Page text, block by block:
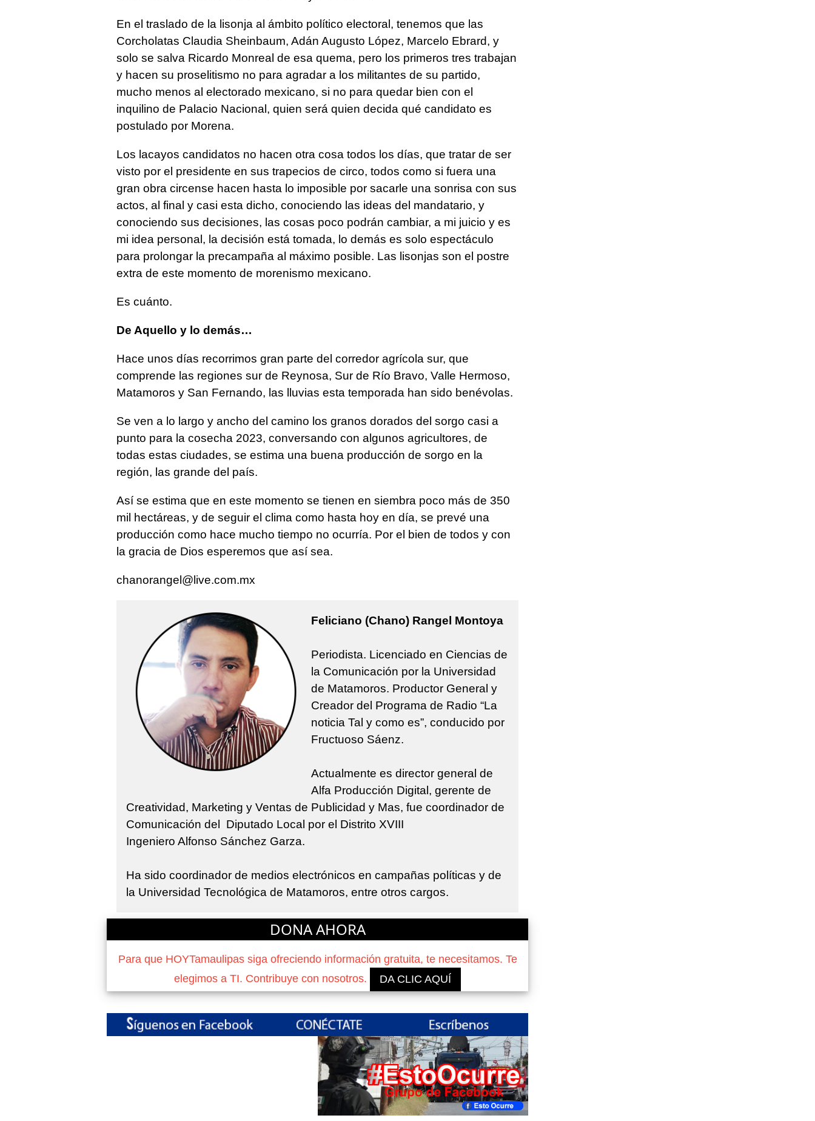
En el traslado de la lisonja al ámbito político electoral, tenemos que las
Corcholatas Claudia Sheinbaum, Adán Augusto López, Marcelo Ebrard, y
solo se salva Ricardo Monreal de esa quema, pero los primeros tres trabajan
y hacen su proselitismo no para agradar a los militantes de su partido,
mucho menos al electorado mexicano, si no para quedar bien con el
inquilino de Palacio Nacional, quien será quien decida qué candidato es
postulado por Morena.
Los lacayos candidatos no hacen otra cosa todos los días, que tratar de ser
visto por el presidente en sus trapecios de circo, todos como si fuera una
gran obra circense hacen hasta lo imposible por sacarle una sonrisa con sus
actos, al final y casi esta dicho, conociendo las ideas del mandatario, y
conociendo sus decisiones, las cosas poco podrán cambiar, a mi juicio y es
mi idea personal, la decisión está tomada, lo demás es solo espectáculo
para prolongar la precampaña al máximo posible. Las lisonjas son el postre
extra de este momento de morenismo mexicano.
Es cuánto.
De Aquello y lo demás…
Hace unos días recorrimos gran parte del corredor agrícola sur, que
comprende las regiones sur de Reynosa, Sur de Río Bravo, Valle Hermoso,
Matamoros y San Fernando, las lluvias esta temporada han sido benévolas.
Se ven a lo largo y ancho del camino los granos dorados del sorgo casi a
punto para la cosecha 2023, conversando con algunos agricultores, de
todas estas ciudades, se estima una buena producción de sorgo en la
región, las grande del país.
Así se estima que en este momento se tienen en siembra poco más de 350
mil hectáreas, y de seguir el clima como hasta hoy en día, se prevé una
producción como hace mucho tiempo no ocurría. Por el bien de todos y con
la gracia de Dios esperemos que así sea.
chanorangel@live.com.mx
Feliciano (Chano) Rangel Montoya
Periodista. Licenciado en Ciencias de
la Comunicación por la Universidad
de Matamoros. Productor General y
Creador del Programa de Radio “La
noticia Tal y como es”, conducido por
Fructuoso Sáenz.
Actualmente es director general de
Alfa Producción Digital, gerente de
Creatividad, Marketing y Ventas de Publicidad y Mas, fue coordinador de
Comunicación del Diputado Local por el Distrito XVIII
Ingeniero Alfonso Sánchez Garza.
Ha sido coordinador de medios electrónicos en campañas políticas y de
la Universidad Tecnológica de Matamoros, entre otros cargos.
DONA AHORA
Para que HOYTamaulipas siga ofreciendo información gratuita, te necesitamos. Te
elegimos a TI. Contribuye con nosotros.
DA CLIC AQUÍ